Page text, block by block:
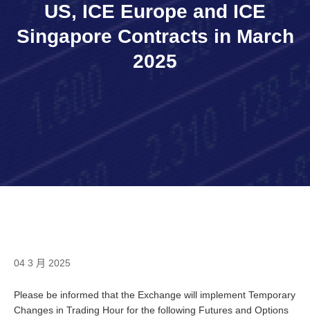
US, ICE Europe and ICE
Singapore Contracts in March
2025
04 3 月 2025
Please be informed that the Exchange will implement Temporary
Changes in Trading Hour for the following Futures and Options